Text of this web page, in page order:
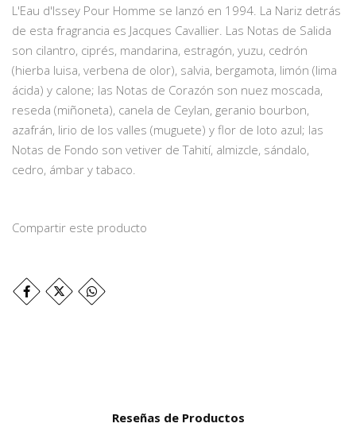
L'Eau d'Issey Pour Homme se lanzó en 1994. La Nariz detrás
de esta fragrancia es Jacques Cavallier. Las Notas de Salida
son cilantro, ciprés, mandarina, estragón, yuzu, cedrón
(hierba luisa, verbena de olor), salvia, bergamota, limón (lima
ácida) y calone; las Notas de Corazón son nuez moscada,
reseda (miñoneta), canela de Ceylan, geranio bourbon,
azafrán, lirio de los valles (muguete) y flor de loto azul; las
Notas de Fondo son vetiver de Tahití, almizcle, sándalo,
cedro, ámbar y tabaco.
Compartir este producto
Reseñas de Productos